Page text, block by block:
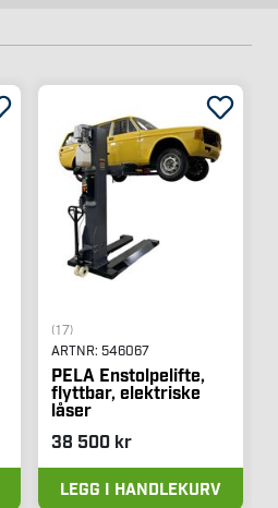
(17)
ARTNR: 546067
PELA Enstolpelifte,
flyttbar, elektriske
låser
38 500 kr
LEGG I HANDLEKURV